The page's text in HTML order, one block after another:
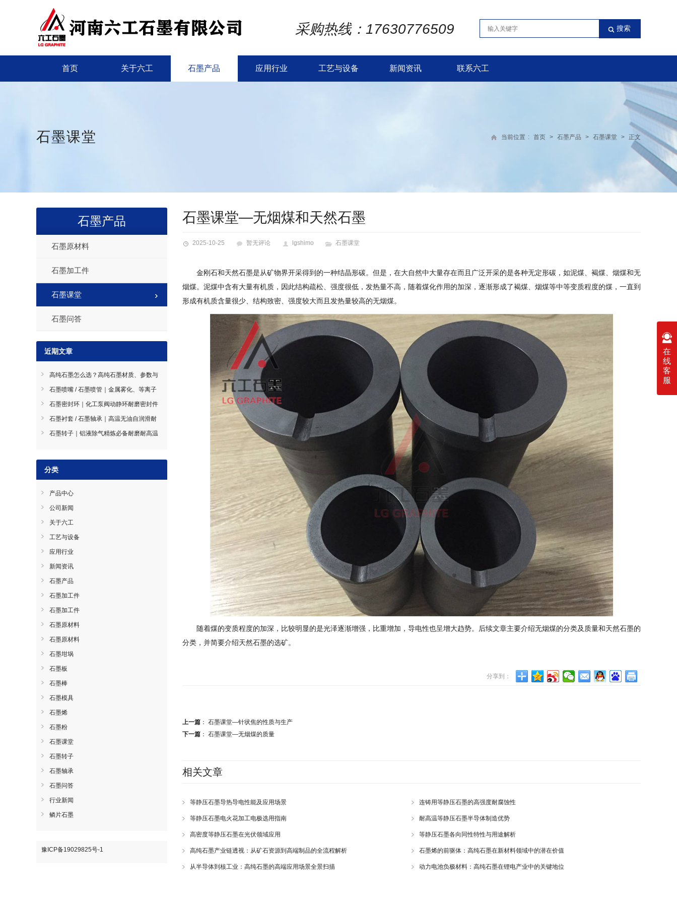
采购热线：17630776509
首页 关于六工 石墨产品 应用行业 工艺与设备 新闻资讯 联系六工
石墨课堂 当前位置 : 首页 > 石墨产品 > 石墨课堂 > 正文
石墨课堂—无烟煤和天然石墨
2025-10-25 暂无评论 lgshimo 石墨课堂
金刚石和天然石墨是从矿物界开采得到的一种结晶形碳。但是，在大自然中大量存在而且广泛开采的是各种无定形碳，如泥煤、褐煤、烟煤和无
烟煤。泥煤中含有大量有机质，因此结构疏松、强度很低，发热量不高，随着煤化作用的加深，逐渐形成了褐煤、烟煤等中等变质程度的煤，一直到
形成有机质含量很少、结构致密、强度较大而且发热量较高的无烟煤。
随着煤的变质程度的加深，比较明显的是光泽逐渐增强，比重增加，导电性也呈增大趋势。后续文章主要介绍无烟煤的分类及质量和天然石墨的
分类，并简要介绍天然石墨的选矿。
分享到：
上一篇 ： 石墨课堂—针状焦的性质与生产
下一篇 ： 石墨课堂—无烟煤的质量
相关文章
等静压石墨导热导电性能及应用场景 连铸用等静压石墨的高强度耐腐蚀性
等静压石墨电火花加工电极选用指南 耐高温等静压石墨半导体制造优势
高密度等静压石墨在光伏领域应用 等静压石墨各向同性特性与用途解析
高纯石墨产业链透视：从矿石资源到高端制品的全流程解析 石墨烯的前驱体：高纯石墨在新材料领域中的潜在价值
从半导体到核工业：高纯石墨的高端应用场景全景扫描 动力电池负极材料：高纯石墨在锂电产业中的关键地位
石墨产品
石墨原材料
石墨加工件
石墨课堂
石墨问答
近期文章
高纯石墨怎么选？高纯石墨材质、参数与
工况选型全指南
石墨喷嘴 / 石墨喷管｜金属雾化、等离子
喷涂耐磨导流件石墨喷嘴
石墨密封环｜化工泵阀动静环耐磨密封件
石墨密封环
石墨衬套 / 石墨轴承｜高温无油自润滑耐
磨轴套石墨衬套 / 石墨轴承
石墨转子｜铝液除气精炼必备耐磨耐高温
分类
产品中心
公司新闻
关于六工
工艺与设备
应用行业
新闻资讯
石墨产品
石墨加工件
石墨加工件
石墨原材料
石墨原材料
石墨坩埚
石墨板
石墨棒
石墨模具
石墨烯
石墨粉
石墨课堂
石墨转子
石墨轴承
石墨问答
行业新闻
鳞片石墨
豫ICP备19029825号-1
在
线
客
服